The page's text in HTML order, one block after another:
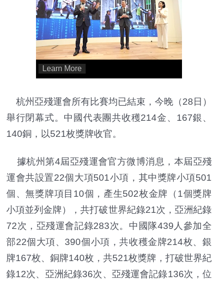
杭州亞殘運會所有比賽均已結束，今晚（28日）
舉行閉幕式。中國代表團共收穫214金、167銀、
140銅，以521枚獎牌收官。
據杭州第4屆亞殘運會官方微博消息，本屆亞殘
運會共設置22個大項501小項，其中獎牌小項501
個、無獎牌項目10個，產生502枚金牌（1個獎牌
小項並列金牌），共打破世界紀錄21次，亞洲紀錄
72次，亞殘運會記錄283次。中國隊439人參加全
部22個大項、390個小項，共收穫金牌214枚、銀
牌167枚、銅牌140枚，共521枚獎牌，打破世界紀
錄12次、亞洲紀錄36次、亞殘運會記錄136次，位